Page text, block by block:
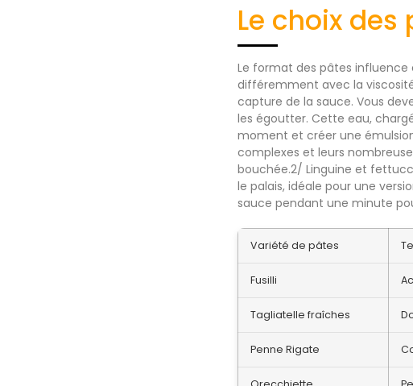
Le choix des
Le format des pâtes
différemment avec la
capture de la sauce. Vous
les égoutter. Cette eau,
moment et créer une
complexes et leurs
bouchée.2/ Linguine et
le palais, idéale pour une
sauce pendant une minute
Variété de pâtes
Fusilli
Tagliatelle fraîches
Penne Rigate